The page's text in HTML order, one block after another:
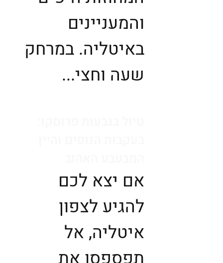
והמעניינים
באיטליה. במרחק
שעה וחצי...
אם יצא לכם
להגיע לצפון
איטליה, אל